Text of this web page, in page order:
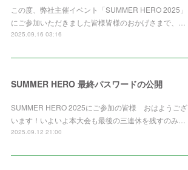
この度、弊社主催イベント「SUMMER HERO 2025」
にご参加いただきました皆様皆様のおかげさまで、…
2025.09.16 03:16
SUMMER HERO 最終パスワードの公開
SUMMER HERO 2025にご参加の皆様 おはようござ
います！いよいよ本大会も最後の三連休を残すのみ…
2025.09.12 21:00